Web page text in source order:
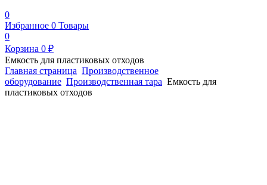
0
Избранное 0 Товары
0
Корзина 0 ₽
Емкость для пластиковых отходов
Главная страница Производственное
оборудование Производственная тара Емкость для
пластиковых отходов